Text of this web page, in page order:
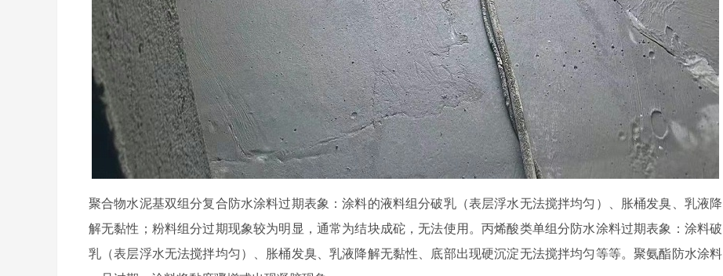
聚合物水泥基双组分复合防水涂料过期表象：涂料的液料组分破乳（表层浮水无法搅拌均匀）、胀桶发臭、乳液降
解无黏性；粉料组分过期现象较为明显，通常为结块成砣，无法使用。丙烯酸类单组分防水涂料过期表象：涂料破
乳（表层浮水无法搅拌均匀）、胀桶发臭、乳液降解无黏性、底部出现硬沉淀无法搅拌均匀等等。聚氨酯防水涂料